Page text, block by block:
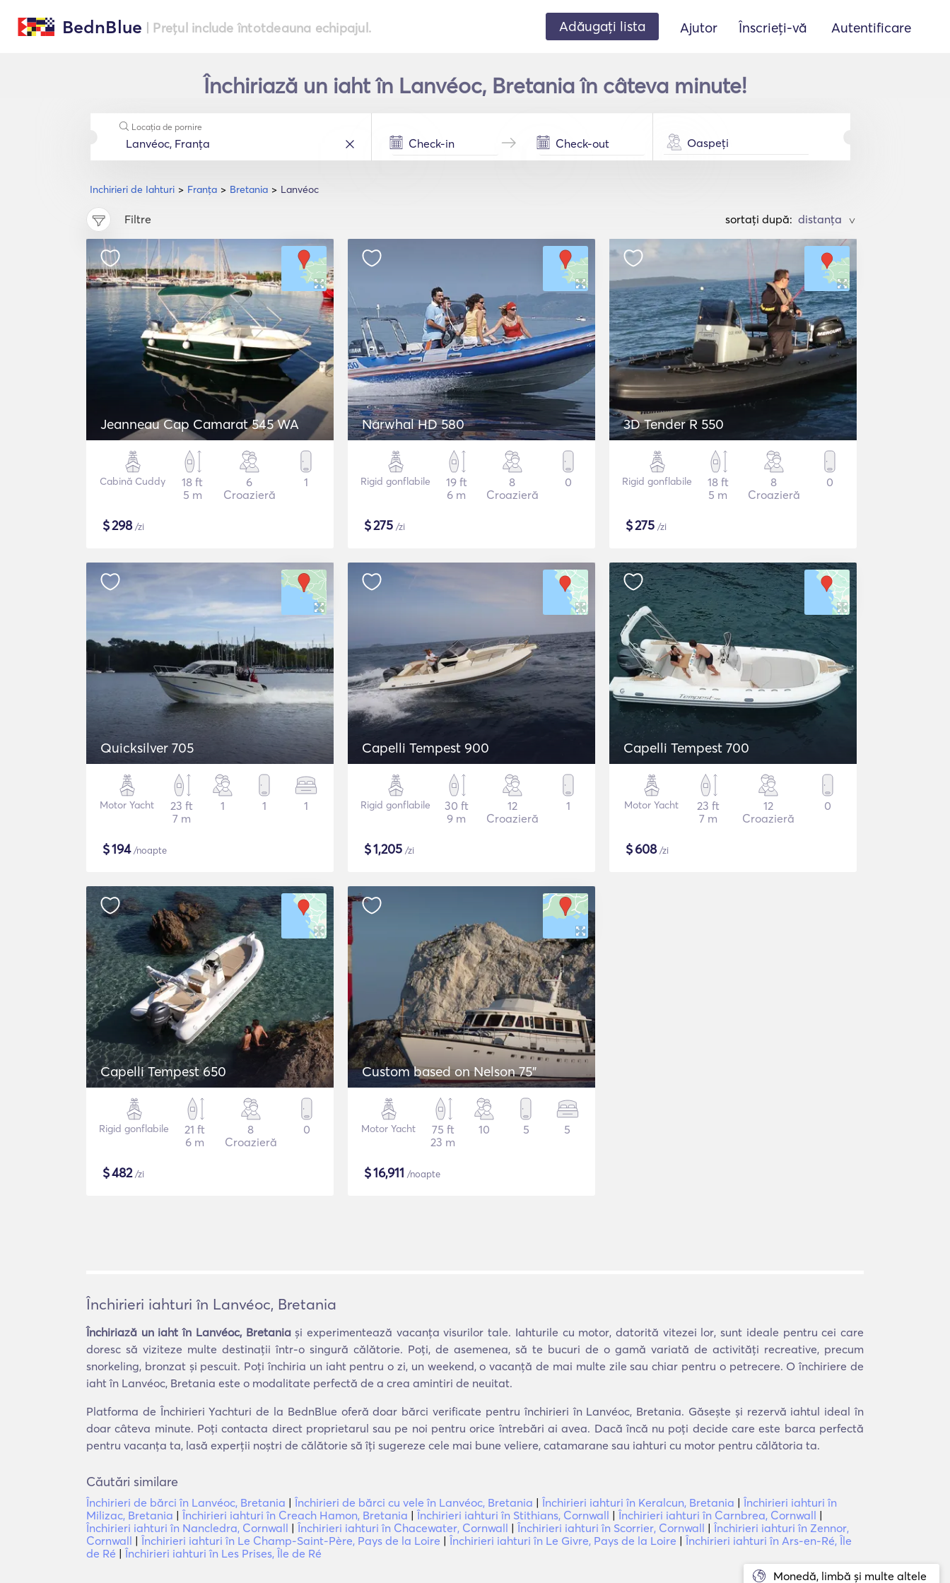
BednBlue | Prețul include întotdeauna echipajul. Adăugați lista Ajutor Înscrieți-vă Autentificare
Închiriază un iaht în Lanvéoc, Bretania în câteva minute!
Inchirieri de Iahturi Franţa Bretania Lanvéoc
Locația de pornire
Oaspeți
Filtre sortați după: >
Jeanneau Cap Camarat 545 WA
Cabină Cuddy
18 ft
5 m
6
Croazieră
1
$298/zi
Narwhal HD 580
Rigid gonflabile
19 ft
6 m
8
Croazieră
0
$275 /zi
3D Tender R 550
Rigid gonflabile
18 ft
5 m
8
Croazieră
0
$275 /zi
Quicksilver 705
Motor Yacht
23 ft
7 m
1 1 1
$194/noapte
Capelli Tempest 900
Rigid gonflabile
30 ft
9 m
12
Croazieră
1
$1,205 /zi
Capelli Tempest 700
Motor Yacht
23 ft
7 m
12
Croazieră
0
$608/zi
Capelli Tempest 650
Rigid gonflabile
21 ft
6 m
8
Croazieră
0
$482/zi
Custom based on Nelson 75"
Motor Yacht
75 ft
23 m
10 5 5
$16,911 /noapte
Monedă, limbă și multe altele
Închirieri iahturi în Lanvéoc, Bretania
Închiriază un iaht în Lanvéoc, Bretaniași experimentează vacanța visurilor tale. Iahturile cu motor, datorită vitezei lor, sunt ideale pentru cei care
doresc să viziteze multe destinații într-o singură călătorie. Poți, de asemenea, să te bucuri de o gamă variată de activități recreative, precum
snorkeling, bronzat și pescuit. Poți închiria un iaht pentru o zi, un weekend, o vacanță de mai multe zile sau chiar pentru o petrecere. O închiriere de
iaht în Lanvéoc, Bretania este o modalitate perfectă de a crea amintiri de neuitat.
Platforma de Închirieri Yachturi de la BednBlue oferă doar bărci verificate pentru închirieri în Lanvéoc, Bretania. Găsește și rezervă iahtul ideal în
doar câteva minute. Poți contacta direct proprietarul sau pe noi pentru orice întrebări ai avea. Dacă încă nu poți decide care este barca perfectă
pentru vacanța ta, lasă experții noștri de călătorie să îți sugereze cele mai bune veliere, catamarane sau iahturi cu motor pentru călătoria ta.
Căutări similare
Închirieri de bărci în Lanvéoc, Bretania | Închirieri de bărci cu vele în Lanvéoc, Bretania | Închirieri iahturi în Keralcun, Bretania | Închirieri iahturi în
Milizac, Bretania | Închirieri iahturi în Creach Hamon, Bretania | Închirieri iahturi în Stithians, Cornwall | Închirieri iahturi în Carnbrea, Cornwall |
Închirieri iahturi în Nancledra, Cornwall | Închirieri iahturi în Chacewater, Cornwall | Închirieri iahturi în Scorrier, Cornwall | Închirieri iahturi în Zennor,
Cornwall | Închirieri iahturi în Le Champ-Saint-Père, Pays de la Loire | Închirieri iahturi în Le Givre, Pays de la Loire | Închirieri iahturi în Ars-en-Ré, Île
de Ré | Închirieri iahturi în Les Prises, Île de Ré